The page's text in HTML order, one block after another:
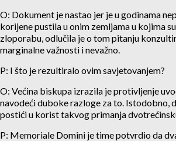
O: Dokument je nastao jer je u godinama
korijene pustila u onim zemljama u kojima
zloporabu, odlučila je o tom pitanju
marginalne važnosti i nevažno.
P: I što je rezultiralo ovim savjetovanjem?
O: Većina biskupa izrazila je protivljenje
navodeći duboke razloge za to. Istodobno,
postići u korist takvog primanja
P: Memoriale Domini je time potvrdio da